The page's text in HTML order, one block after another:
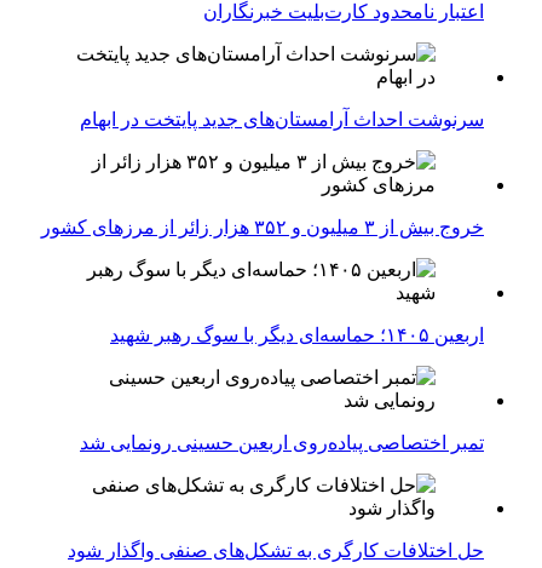
اعتبار نامحدود کارت‌بلیت خبرنگاران
سرنوشت احداث آرامستان‌های جدید پایتخت در ابهام
خروج بیش از ۳ میلیون و ۳۵۲ هزار زائر از مرزهای کشور
اربعین ۱۴۰۵؛ حماسه‌ای دیگر با سوگ رهبر شهید
تمبر اختصاصی پیاده‌روی اربعین حسینی رونمایی شد
حل اختلافات کارگری به تشکل‌های صنفی واگذار شود